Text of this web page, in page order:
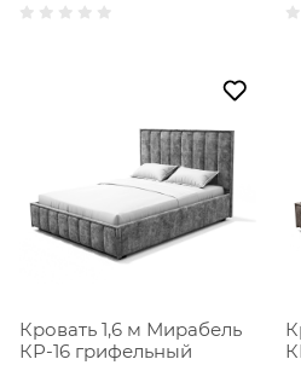
Кровать 1,6 м Мирабель
КР-16 грифельный